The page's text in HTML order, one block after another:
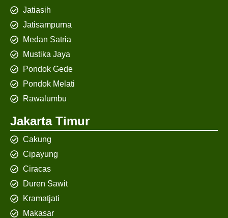
Jatiasih
Jatisampurna
Medan Satria
Mustika Jaya
Pondok Gede
Pondok Melati
Rawalumbu
Jakarta Timur
Cakung
Cipayung
Ciracas
Duren Sawit
Kramatjati
Makasar